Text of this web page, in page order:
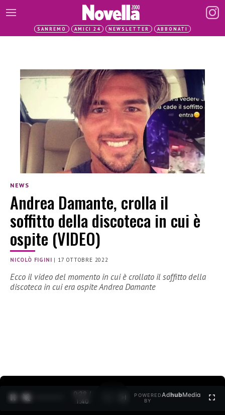
SANREMO AMICI 24 NEWSLETTER ABBONATI
NEWS
Andrea Damante, crolla il
soffitto della discoteca in cui è
ospite (VIDEO)
NICOLÒ FIGINI | 17 OTTOBRE 2022
Ecco il video del momento in cui è crollato il soffitto della
discoteca in cui era ospite Andrea Damante
0:30 /
1:40
POWERED
BY
AdhubMedia